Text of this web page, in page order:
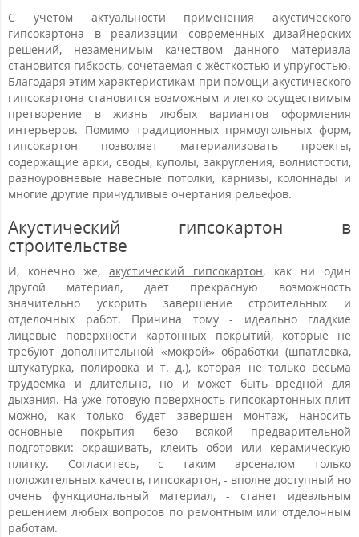
С учетом актуальности применения акустического
гипсокартона в реализации современных дизайнерских
решений, незаменимым качеством данного материала
становится гибкость, сочетаемая с жёсткостью и упругостью.
Благодаря этим характеристикам при помощи акустического
гипсокартона становится возможным и легко осуществимым
претворение в жизнь любых вариантов оформления
интерьеров. Помимо традиционных прямоугольных форм,
гипсокартон позволяет материализовать проекты,
содержащие арки, своды, куполы, закругления, волнистости,
разноуровневые навесные потолки, карнизы, колоннады и
многие другие причудливые очертания рельефов.
Акустический гипсокартон в
строительстве
И, конечно же, акустический гипсокартон, как ни один
другой материал, дает прекрасную возможность
значительно ускорить завершение строительных и
отделочных работ. Причина тому - идеально гладкие
лицевые поверхности картонных покрытий, которые не
требуют дополнительной «мокрой» обработки (шпатлевка,
штукатурка, полировка и т. д.), которая не только весьма
трудоемка и длительна, но и может быть вредной для
дыхания. На уже готовую поверхность гипсокартонных плит
можно, как только будет завершен монтаж, наносить
основные покрытия безо всякой предварительной
подготовки: окрашивать, клеить обои или керамическую
плитку. Согласитесь, с таким арсеналом только
положительных качеств, гипсокартон, - вполне доступный но
очень функциональный материал, - станет идеальным
решением любых вопросов по ремонтным или отделочным
работам.